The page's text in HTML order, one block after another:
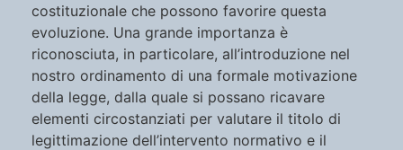
costituzionale che possono favorire questa
evoluzione. Una grande importanza è
riconosciuta, in particolare, all’introduzione nel
nostro ordinamento di una formale motivazione
della legge, dalla quale si possano ricavare
elementi circostanziati per valutare il titolo di
legittimazione dell’intervento normativo e il